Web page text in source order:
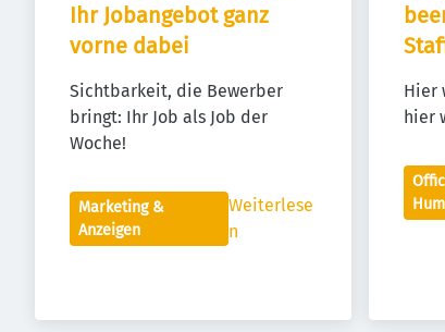
Ihr Jobangebot ganz
vorne dabei
Sichtbarkeit, die Bewerber
bringt: Ihr Job als Job der
Woche!
Marketing &
Anzeigen
Weiterlese
n
Hier
hier